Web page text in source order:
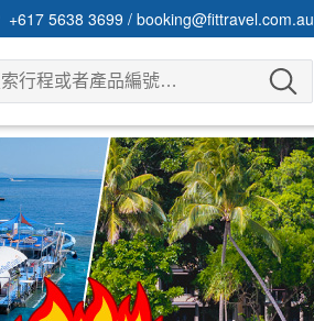
+617 5638 3699 /booking@fittravel.com.au